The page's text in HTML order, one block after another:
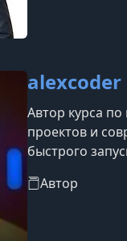
alexcoder
Автор курса
проектов и
быстрого
материалах
Автор